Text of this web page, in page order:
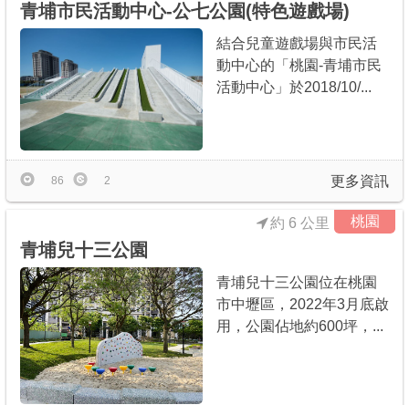
青埔市民活動中心-公七公園(特色遊戲場)
結合兒童遊戲場與市民活
動中心的「桃園-青埔市民
活動中心」於2018/10/...
更多資訊
86 2
桃園
青埔兒十三公園
約 6 公里
青埔兒十三公園位在桃園
市中壢區，2022年3月底啟
用，公園佔地約600坪，...